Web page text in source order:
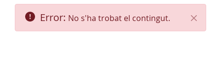
Tanca
Error: No s'ha trobat el contingut.